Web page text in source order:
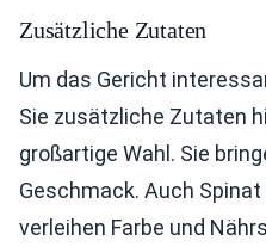
Zusätzliche Zutaten
Um das Gericht
Sie zusätzliche Zutaten
großartige Wahl. Sie
Geschmack. Auch
verleihen Farbe und